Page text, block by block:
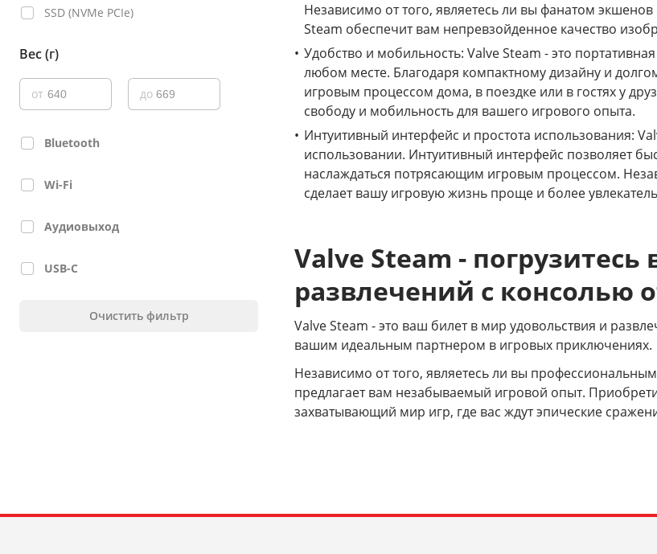
SSD (NVMe PCIe)
Вес (г)
от до
Bluetooth
Wi-Fi
Аудиовыход
USB-C
Очистить фильтр
Независимо от того, являетесь ли вы фанатом
Steam обеспечит вам непревзойденное качество
Удобство и мобильность: Valve Steam - это
любом месте. Благодаря компактному дизайну и
игровым процессом дома, в поездке или в гостях у
свободу и мобильность для вашего игрового опыта.
Интуитивный интерфейс и простота использования:
использовании. Интуитивный интерфейс позволяет
наслаждаться потрясающим игровым процессом.
сделает вашу игровую жизнь проще и более
Valve Steam -
развлечений с консолью
Valve Steam - это ваш билет в мир удовольствия и
вашим идеальным партнером в игровых приключениях.
Независимо от того, являетесь ли вы
предлагает вам незабываемый игровой опыт.
захватывающий мир игр, где вас ждут эпические